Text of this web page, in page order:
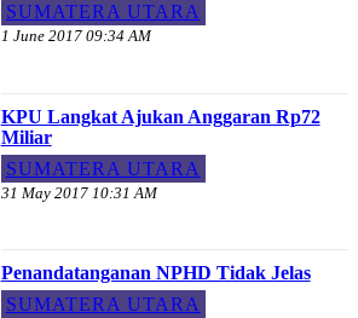
SUMATERA UTARA
1 June 2017 09:34 AM
KPU Langkat Ajukan Anggaran Rp72
Miliar
SUMATERA UTARA
31 May 2017 10:31 AM
Penandatanganan NPHD Tidak Jelas
SUMATERA UTARA